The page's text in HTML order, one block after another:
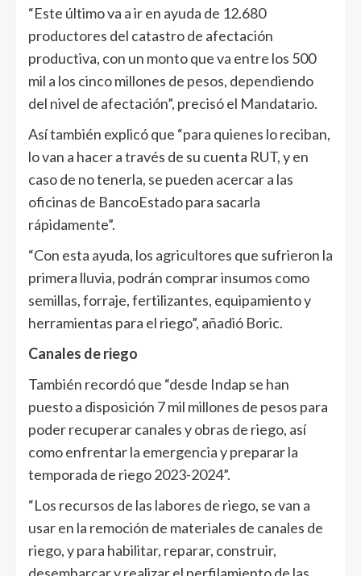
“Este último va a ir en ayuda de 12.680
productores del catastro de afectación
productiva, con un monto que va entre los 500
mil a los cinco millones de pesos, dependiendo
del nivel de afectación”, precisó el Mandatario.
Así también explicó que “para quienes lo reciban,
lo van a hacer a través de su cuenta RUT, y en
caso de no tenerla, se pueden acercar a las
oficinas de BancoEstado para sacarla
rápidamente”.
“Con esta ayuda, los agricultores que sufrieron la
primera lluvia, podrán comprar insumos como
semillas, forraje, fertilizantes, equipamiento y
herramientas para el riego”, añadió Boric.
Canales de riego
También recordó que “desde Indap se han
puesto a disposición 7 mil millones de pesos para
poder recuperar canales y obras de riego, así
como enfrentar la emergencia y preparar la
temporada de riego 2023-2024”.
“Los recursos de las labores de riego, se van a
usar en la remoción de materiales de canales de
riego, y para habilitar, reparar, construir,